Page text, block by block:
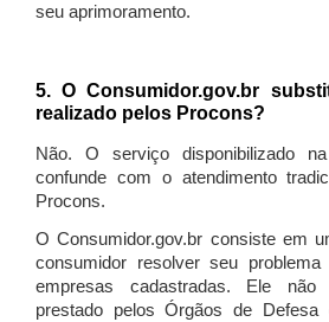
seu aprimoramento.
5. O Consumidor.gov.br
realizado pelos Procons?
Não. O serviço disponibilizado
confunde com o atendimento
Procons.
O Consumidor.gov.br consiste em
consumidor resolver seu
empresas cadastradas. Ele
prestado pelos Órgãos de Defesa